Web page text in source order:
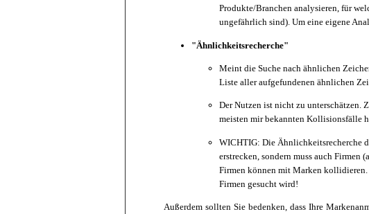
Produkte/Branchen analysieren, für
ungefährlich sind). Um eine eigene
"Ähnlichkeitsrecherche"
Meint die Suche nach ähnlichen
Liste aller aufgefundenen ähnlichen
Der Nutzen ist nicht zu unterschätzen.
meisten mir bekannten Kollisionsfälle
WICHTIG: Die Ähnlichkeitsrecherche
erstrecken, sondern muss auch Firmen
Firmen können mit Marken kollidieren.
Firmen gesucht wird!
Außerdem sollten Sie bedenken, dass Ihre